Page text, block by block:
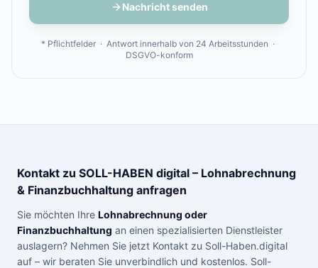
Nachricht senden
* Pflichtfelder · Antwort innerhalb von 24 Arbeitsstunden ·
DSGVO-konform
Kontakt zu SOLL-HABEN digital – Lohnabrechnung
& Finanzbuchhaltung anfragen
Sie möchten Ihre Lohnabrechnung oder
Finanzbuchhaltung an einen spezialisierten Dienstleister
auslagern? Nehmen Sie jetzt Kontakt zu Soll-Haben.digital
auf – wir beraten Sie unverbindlich und kostenlos. Soll-